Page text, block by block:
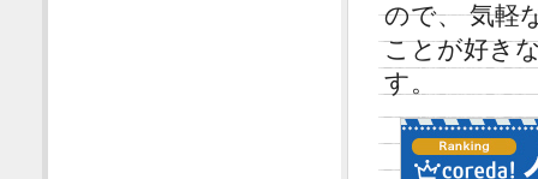
ので、 気軽
ことが好き
す。